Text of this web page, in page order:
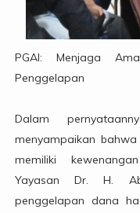
PGAI: Menjaga
Penggelapan
Dalam
menyampaikan
memiliki
Yayasan Dr. H.
penggelapan dana